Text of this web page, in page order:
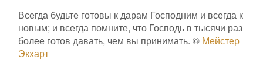
Всегда будьте готовы к дарам Господним и всегда к
новым; и всегда помните, что Господь в тысячи раз
более готов давать, чем вы принимать. © Мейстер
Экхарт